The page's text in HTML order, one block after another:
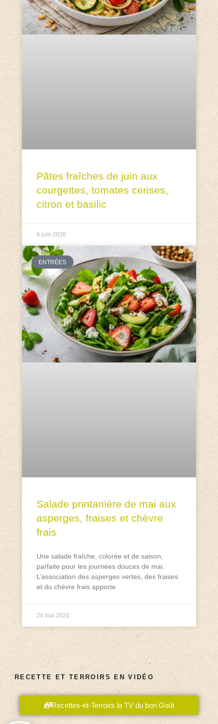
Pâtes fraîches de juin aux
courgettes, tomates cerises,
citron et basilic
8 juin 2026
ENTRÉES
Salade printanière de mai aux
asperges, fraises et chèvre
frais
Une salade fraîche, colorée et de saison,
parfaite pour les journées douces de mai.
L’association des asperges vertes, des fraises
et du chèvre frais apporte
24 mai 2026
RECETTE ET TERROIRS EN VIDÉO
Recettes-et-Terroirs la TV du bon Goût